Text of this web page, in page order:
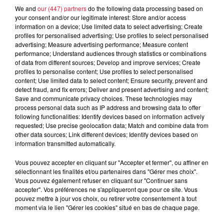
À découvrir également
Les dernières infos sur la venue du pape à
We and our (447) partnersdo the following data processing based on
your consent and/or our legitimate interest: Store and/or access
information on a device; Use limited data to select advertising; Create
profiles for personalised advertising; Use profiles to select personalised
advertising; Measure advertising performance; Measure content
performance; Understand audiences through statistics or combinations
of data from different sources; Develop and improve services; Create
profiles to personalise content; Use profiles to select personalised
content; Use limited data to select content; Ensure security, prevent and
detect fraud, and fix errors; Deliver and present advertising and content;
Save and communicate privacy choices. These technologies may
process personal data such as IP address and browsing data to offer
following functionalities: Identify devices based on information actively
requested; Use precise geolocation data; Match and combine data from
other data sources; Link different devices; Identify devices based on
information transmitted automatically.
Vous pouvez accepter en cliquant sur "Accepter et fermer", ou affiner en
sélectionnant les finalités et/ou partenaires dans "Gérer mes choix".
Vous pouvez également refuser en cliquant sur "Continuer sans
accepter". Vos préférences ne s'appliqueront que pour ce site. Vous
pouvez mettre à jour vos choix, ou retirer votre consentement à tout
moment via le lien "Gérer les cookies" situé en bas de chaque page.